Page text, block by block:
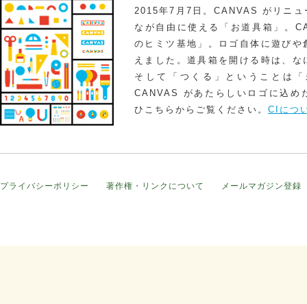
2015年7月7日。CANVAS がリニュ
なが自由に使える「お道具箱」。
のヒミツ基地」。ロゴ自体に遊び
えました。道具箱を開ける時は、
そして「つくる」ということは
CANVAS があたらしいロゴに込め
ひこちらからご覧ください。 CIにつ
プライバシーポリシー 著作権・リンクについて メールマガジン登録